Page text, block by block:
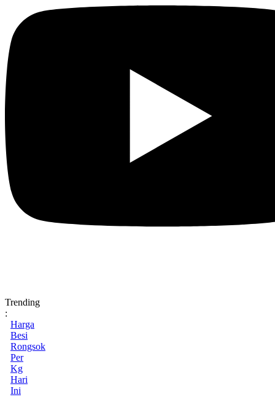
Trending
:
Harga
Besi
Rongsok
Per
Kg
Hari
Ini